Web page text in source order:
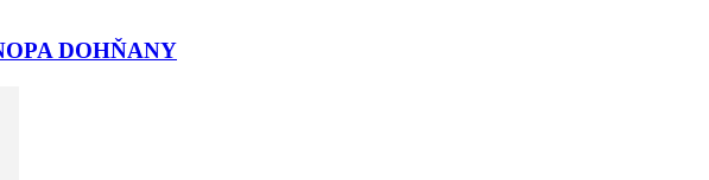
DOHŇANY